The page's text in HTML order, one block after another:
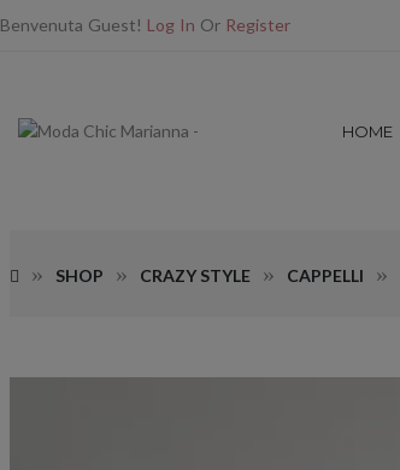
Benvenuta Guest! Log In Or Register
HOME
SHOP CRAZY STYLE CAPPELLI